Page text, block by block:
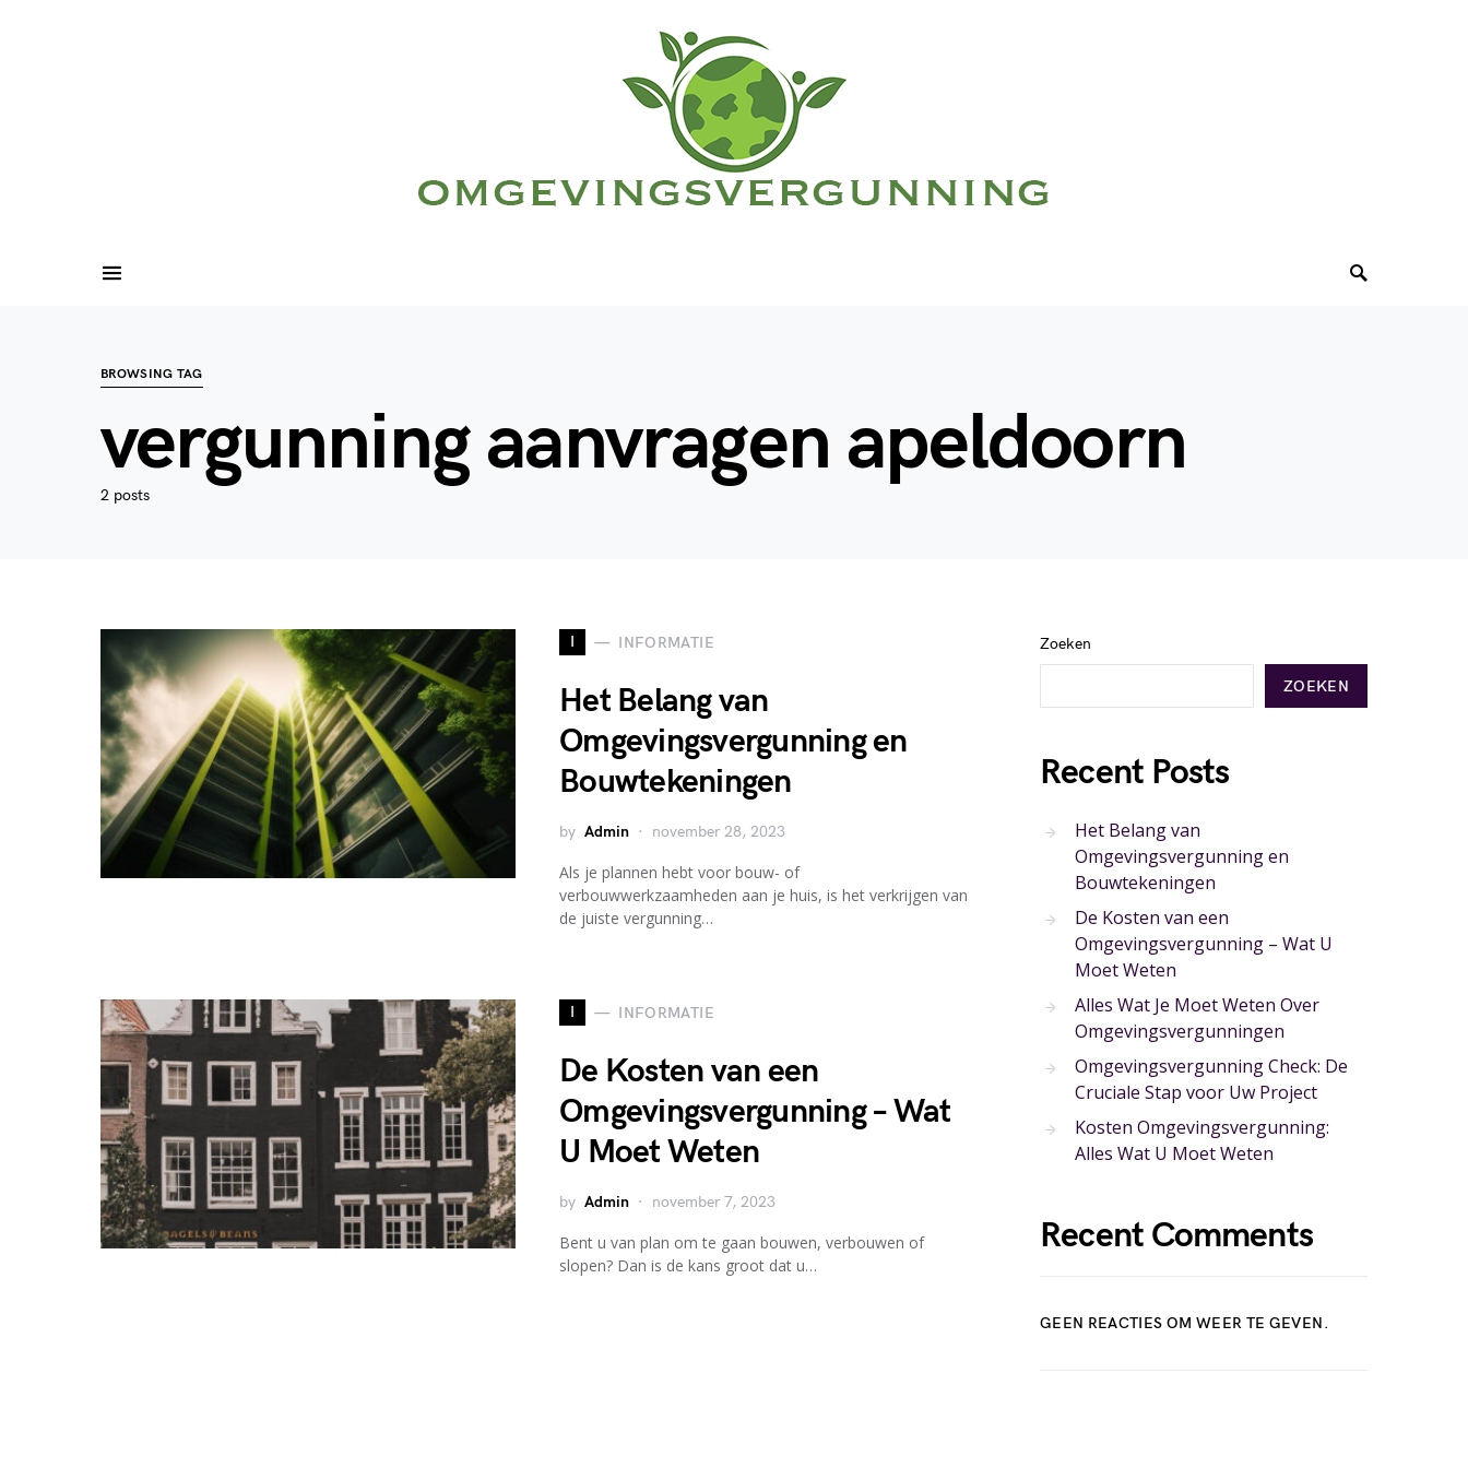
BROWSING TAG
vergunning aanvragen apeldoorn
2 posts
I INFORMATIE
Het Belang van
Omgevingsvergunning en
Bouwtekeningen
by Admin november 28, 2023
Als je plannen hebt voor bouw- of
verbouwwerkzaamheden aan je huis, is het verkrijgen van
de juiste vergunning…
I INFORMATIE
De Kosten van een
Omgevingsvergunning – Wat
U Moet Weten
by Admin november 7, 2023
Bent u van plan om te gaan bouwen, verbouwen of
slopen? Dan is de kans groot dat u…
Zoeken
ZOEKEN
Recent Posts
Het Belang van
Omgevingsvergunning en
Bouwtekeningen
De Kosten van een
Omgevingsvergunning – Wat U
Moet Weten
Alles Wat Je Moet Weten Over
Omgevingsvergunningen
Omgevingsvergunning Check: De
Cruciale Stap voor Uw Project
Kosten Omgevingsvergunning:
Alles Wat U Moet Weten
Recent Comments
GEEN REACTIES OM WEER TE GEVEN.